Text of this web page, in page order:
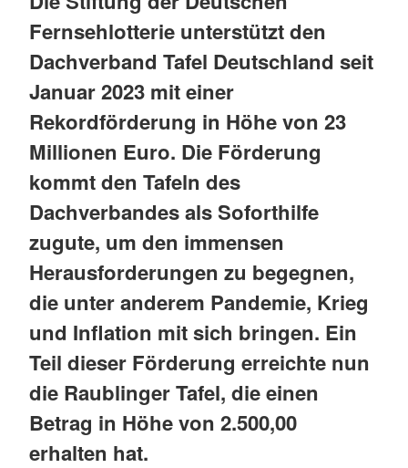
Fernsehlotterie unterstützt den
Dachverband Tafel Deutschland seit
Januar 2023 mit einer
Rekordförderung in Höhe von 23
Millionen Euro. Die Förderung
kommt den Tafeln des
Dachverbandes als Soforthilfe
zugute, um den immensen
Herausforderungen zu begegnen,
die unter anderem Pandemie, Krieg
und Inflation mit sich bringen. Ein
Teil dieser Förderung erreichte nun
die Raublinger Tafel, die einen
Betrag in Höhe von 2.500,00
erhalten hat.